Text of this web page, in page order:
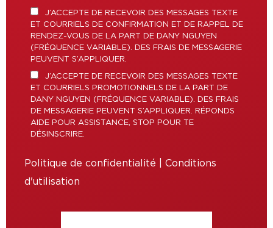
J’ACCEPTE DE RECEVOIR DES MESSAGES TEXTE
ET COURRIELS DE CONFIRMATION ET DE RAPPEL DE
RENDEZ-VOUS DE LA PART DE DANY NGUYEN
(FRÉQUENCE VARIABLE). DES FRAIS DE MESSAGERIE
PEUVENT S’APPLIQUER.
J’ACCEPTE DE RECEVOIR DES MESSAGES TEXTE
ET COURRIELS PROMOTIONNELS DE LA PART DE
DANY NGUYEN (FRÉQUENCE VARIABLE). DES FRAIS
DE MESSAGERIE PEUVENT S’APPLIQUER. RÉPONDS
AIDE POUR ASSISTANCE, STOP POUR TE
DÉSINSCRIRE.
Politique de confidentialité
Conditions
d'utilisation